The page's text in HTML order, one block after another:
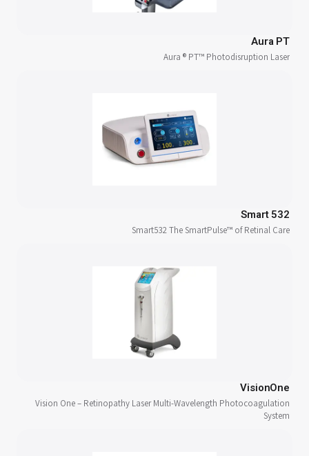
Aura PT
Aura ® PT™ Photodisruption Laser
Smart 532
Smart532 The SmartPulse™ of Retinal Care
VisionOne
Vision One – Retinopathy Laser Multi-Wavelength Photocoagulation
System